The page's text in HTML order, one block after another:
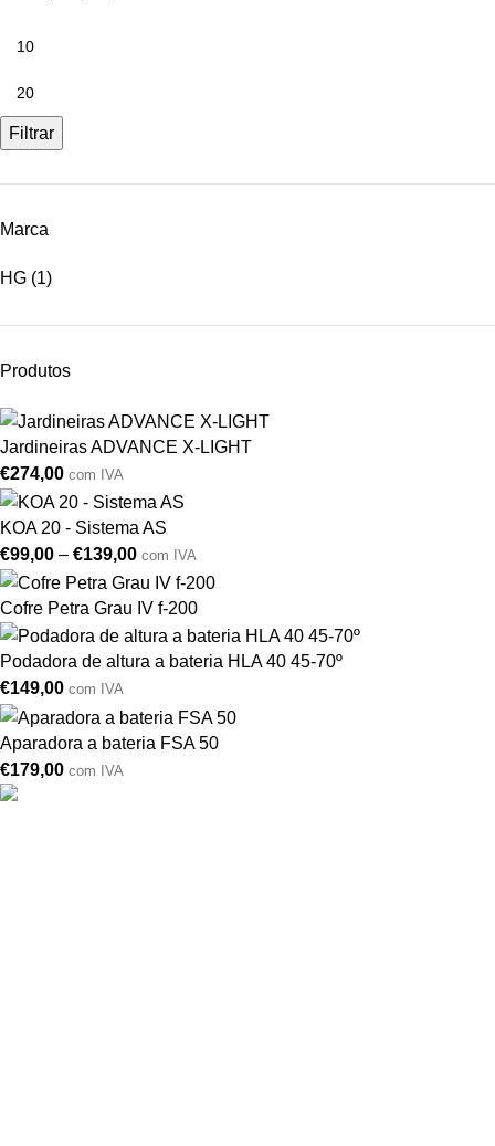
Filtrar
Marca
HG (1)
Produtos
Jardineiras ADVANCE X-LIGHT
€274,00 com IVA
KOA 20 - Sistema AS
€99,00 – €139,00 com IVA
Cofre Petra Grau IV f-200
Podadora de altura a bateria HLA 40 45-70º
€149,00 com IVA
Aparadora a bateria FSA 50
€179,00 com IVA